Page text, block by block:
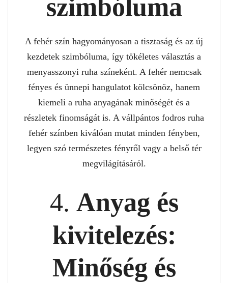
szimbóluma
A fehér szín hagyományosan a tisztaság és az új
kezdetek szimbóluma, így tökéletes választás a
menyasszonyi ruha színeként. A fehér nemcsak
fényes és ünnepi hangulatot kölcsönöz, hanem
kiemeli a ruha anyagának minőségét és a
részletek finomságát is. A vállpántos fodros ruha
fehér színben kiválóan mutat minden fényben,
legyen szó természetes fényről vagy a belső tér
megvilágításáról.
4. Anyag és
kivitelezés:
Minőség és